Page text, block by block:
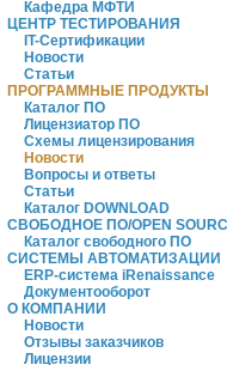
Кафедра МФТИ
ЦЕНТР ТЕСТИРОВАНИЯ
IT-Сертификации
Новости
Статьи
ПРОГРАММНЫЕ ПРОДУКТЫ
Каталог ПО
Лицензиатор ПО
Схемы лицензирования
Новости
Вопросы и ответы
Статьи
Каталог DOWNLOAD
СВОБОДНОЕ ПО/OPEN
Каталог свободного ПО
СИСТЕМЫ АВТОМАТИЗАЦИИ
ERP-система iRenaissance
Документооборот
О КОМПАНИИ
Новости
Отзывы заказчиков
Лицензии